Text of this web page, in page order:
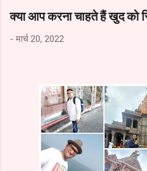
क्या आप करना चाहते हैं खुद को
- मार्च 20, 2022